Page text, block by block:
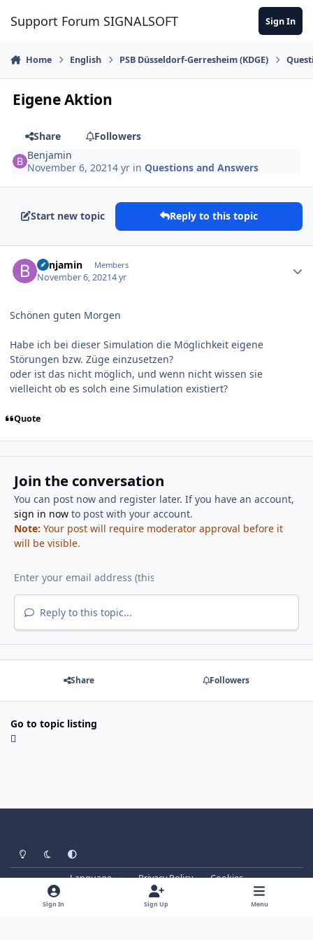
Support Forum SIGNALSOFT Sign In
Home English PSB Düsseldorf-Gerresheim (KDGE)
Eigene Aktion
Share
Followers
Benjamin
November 6, 20214 yr inQuestions and Answers
Start new topic Reply to this topic
Benjamin Members
November 6, 20214 yr
Schönen guten Morgen
Habe ich bei dieser Simulation die Möglichkeit eigene
Störungen bzw. Züge einzusetzen?
oder ist das nicht möglich, und wenn nicht wissen sie
vielleicht ob es solch eine Simulation existiert?
Quote
Join the conversation
You can post now and register later. If you have an account,
sign in nowto post with your account.
Note: Your post will require moderator approval before it
will be visible.
Reply to this topic...
Share Followers
Go to topic listing
Light ModeDark ModeSystem Preference
Language Privacy Policy
Cookies
forum.signalsoft.info
Powered by Invision Community
Sign In Sign Up Menu